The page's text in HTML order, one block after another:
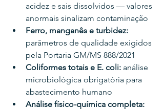
acidez e sais dissolvidos — valores
anormais sinalizam contaminação
Ferro, manganês e turbidez:
parâmetros de qualidade exigidos
pela Portaria GM/MS 888/2021
Coliformes totais e E. coli: análise
microbiológica obrigatória para
abastecimento humano
Análise físico-química completa: